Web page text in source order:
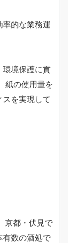
的な業務運
環境保護に貢
紙の使用量を
を実現して
京都・伏見で
有数の酒処で